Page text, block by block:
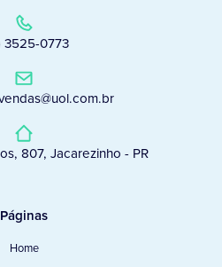
3525-0773
807, Jacarezinho - PR
Páginas
Home